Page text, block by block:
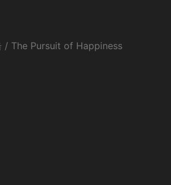
/ The Pursuit of Happiness